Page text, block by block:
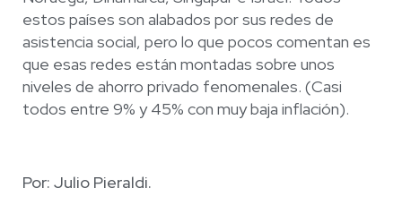
estos países son alabados por sus redes de
asistencia social, pero lo que pocos comentan es
que esas redes están montadas sobre unos
niveles de ahorro privado fenomenales. (Casi
todos entre 9% y 45% con muy baja inflación).
Por: Julio Pieraldi.